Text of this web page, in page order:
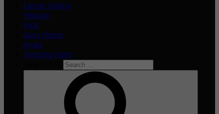
Laman Utama
Hiburan
Viral
Gaya Hidup
Acara
Tentang Kami